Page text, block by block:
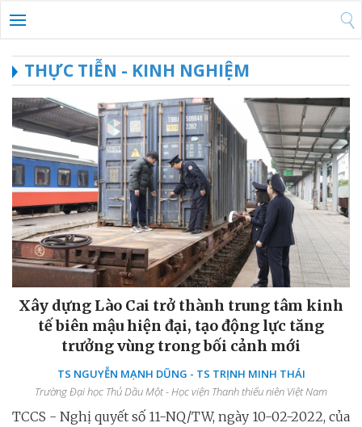
THỰC TIỄN - KINH NGHIỆM
Xây dựng Lào Cai trở thành trung tâm kinh
tế biên mậu hiện đại, tạo động lực tăng
trưởng vùng trong bối cảnh mới
TS NGUYỄN MẠNH DŨNG - TS TRỊNH MINH THÁI
Trường Đại học Thủ Dầu Một - Học viện Thanh thiếu niên Việt Nam
TCCS - Nghị quyết số 11-NQ/TW, ngày 10-02-2022, của